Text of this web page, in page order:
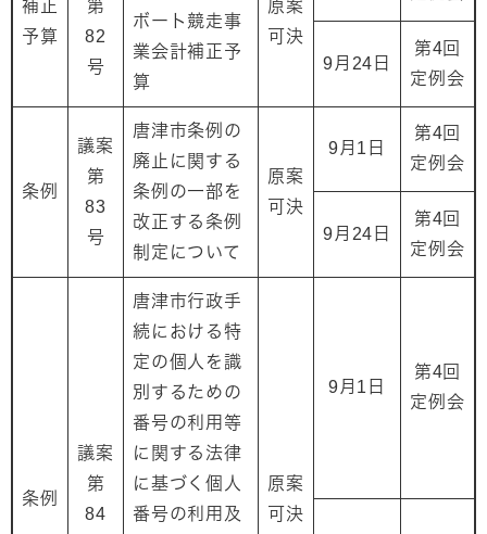
補正
予算
第
82
号
ボート競走事
業会計補正予
算
原案
可決
9月24日
第4回
定例会
条例
議案
第
83
号
唐津市条例の
廃止に関する
条例の一部を
改正する条例
制定について
原案
可決
9月1日
第4回
定例会
9月24日
第4回
定例会
条例
議案
第
84
唐津市行政手
続における特
定の個人を識
別するための
番号の利用等
に関する法律
に基づく個人
番号の利用及
原案
可決
9月1日
第4回
定例会